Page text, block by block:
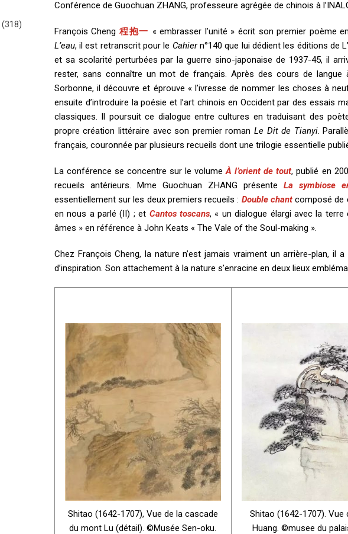
Conférence de Guochuan ZHANG, professeure agrégée de chinois à
François Cheng程抱一 « embrasser l’unité » écrit son premier poème
L’eau, il est retranscrit pour le Cahiern°140 que lui dédient les éditions de
et sa scolarité perturbées par la guerre sino-japonaise de 1937-45, il
rester, sans connaître un mot de français. Après des cours de langue
Sorbonne, il découvre et éprouve « l’ivresse de nommer les choses à
ensuite d’introduire la poésie et l’art chinois en Occident par des essais
classiques. Il poursuit ce dialogue entre cultures en traduisant des
propre création littéraire avec son premier romanLe Dit de Tianyi.
français, couronnée par plusieurs recueils dont une trilogie essentielle
La conférence se concentre sur le volumeÀ l’orient de tout, publié en
recueils antérieurs. Mme Guochuan ZHANG présenteLa symbiose
essentiellement sur les deux premiers recueils : Double chantcomposé de
en nous a parlé (II) ; et Cantos toscans, « un dialogue élargi avec la
âmes » en référence à John Keats « The Vale of the Soul-making ».
Chez François Cheng, la nature n’est jamais vraiment un arrière-plan, il
d’inspiration. Son attachement à la nature s’enracine en deux lieux
Shitao (1642-1707), Vue de la cascade
du mont Lu (détail). ©Musée Sen-oku.
Shitao (1642-1707). Vue
Huang. ©musee du
(318)